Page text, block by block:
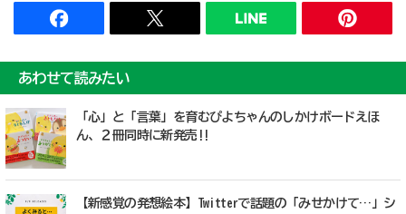
あわせて読みたい
「心」と「言葉」を育むぴよちゃんのしかけボードえほ
ん、２冊同時に新発売!!
【新感覚の発想絵本】Twitterで話題の「みせかけて…」シ